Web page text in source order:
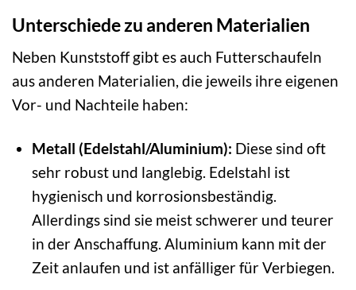
Unterschiede zu anderen Materialien
Neben Kunststoff gibt es auch Futterschaufeln
aus anderen Materialien, die jeweils ihre eigenen
Vor- und Nachteile haben:
Metall (Edelstahl/Aluminium): Diese sind oft
sehr robust und langlebig. Edelstahl ist
hygienisch und korrosionsbeständig.
Allerdings sind sie meist schwerer und teurer
in der Anschaffung. Aluminium kann mit der
Zeit anlaufen und ist anfälliger für Verbiegen.